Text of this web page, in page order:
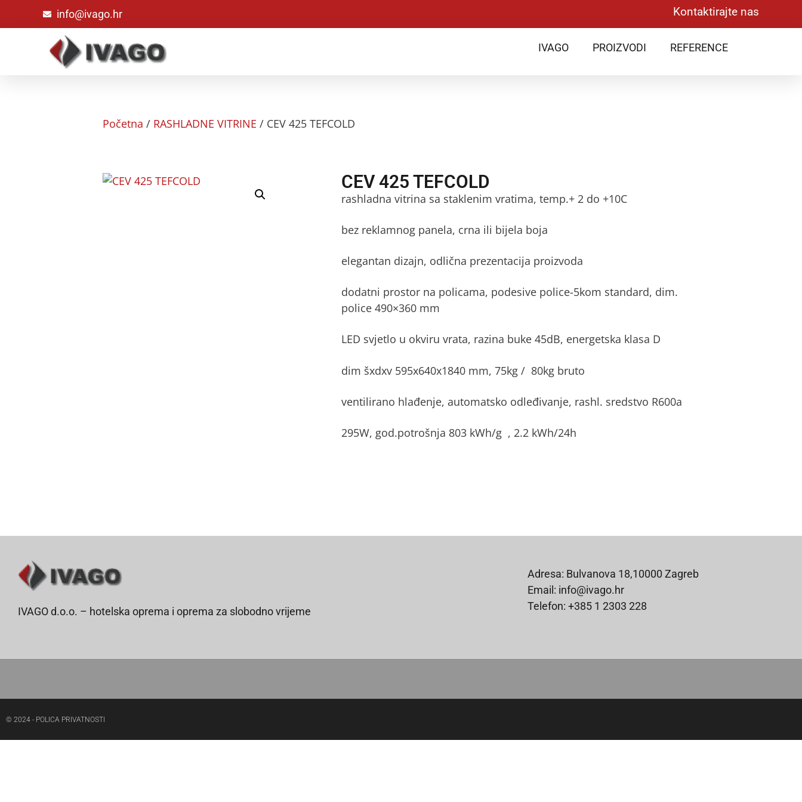
info@ivago.hr Kontaktirajte nas
IVAGO PROIZVODI REFERENCE
Početna / RASHLADNE VITRINE / CEV 425 TEFCOLD
CEV 425 TEFCOLD
rashladna vitrina sa staklenim vratima, temp.+ 2 do +10C
bez reklamnog panela, crna ili bijela boja
elegantan dizajn, odlična prezentacija proizvoda
dodatni prostor na policama, podesive police-5kom standard, dim.
police 490×360 mm
LED svjetlo u okviru vrata, razina buke 45dB, energetska klasa D
dim šxdxv 595x640x1840 mm, 75kg / 80kg bruto
ventilirano hlađenje, automatsko odleđivanje, rashl. sredstvo R600a
295W, god.potrošnja 803 kWh/g , 2.2 kWh/24h
IVAGO d.o.o. – hotelska oprema i oprema za slobodno vrijeme
Adresa: Bulvanova 18,10000 Zagreb
Email: info@ivago.hr
Telefon: +385 1 2303 228
© 2024 - POLICA PRIVATNOSTI